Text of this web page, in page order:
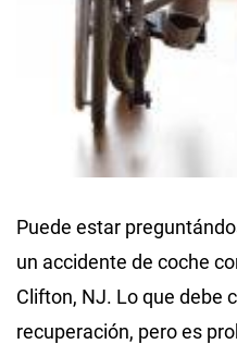
Puede estar
un accidente de coche
Clifton, NJ. Lo que debe
recuperación, pero es